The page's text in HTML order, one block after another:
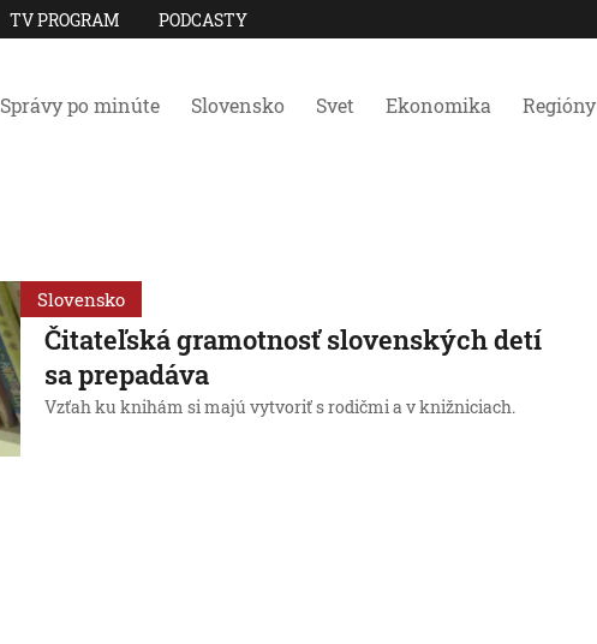
TV PROGRAM PODCASTY
Správy po minúte Slovensko Svet Ekonomika Regióny
Slovensko
Čitateľská gramotnosť slovenských detí
sa prepadáva
Vzťah ku knihám si majú vytvoriť s rodičmi a v knižniciach.